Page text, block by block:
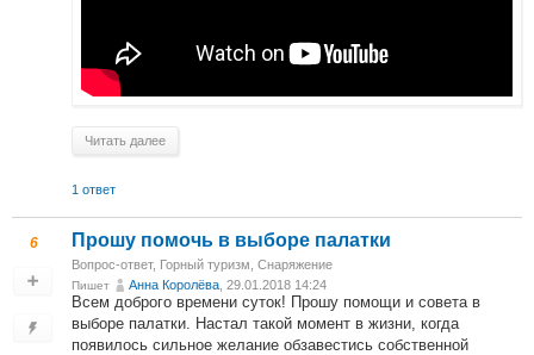
Читать далее
1 ответ
6 Прошу помочь в выборе палатки
Вопрос-ответ, Горный туризм Снаряжение
Пишет Анна Королёва , 29.01.2018 14:24
Всем доброго времени суток! Прошу помощи и совета в
выборе палатки. Настал такой момент в жизни, когда
появилось сильное желание обзавестись собственной